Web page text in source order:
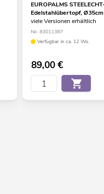
EUROPALMS
Edelstahlübertopf, Ø35cm
viele Versionen erhältlich
No. 83011387
Verfügbar in ca. 12 Wo.
89,00€